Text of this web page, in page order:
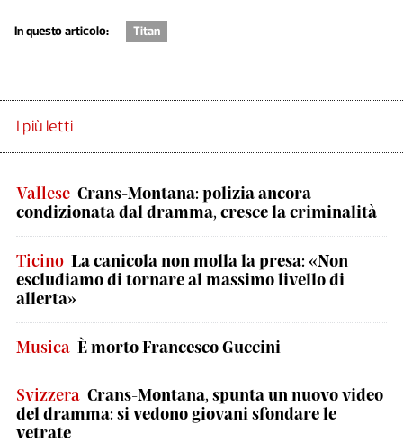
In questo articolo: Titan
I più letti
Vallese Crans-Montana: polizia ancora
condizionata dal dramma, cresce la criminalità
Ticino La canicola non molla la presa: «Non
escludiamo di tornare al massimo livello di
allerta»
Musica È morto Francesco Guccini
Svizzera Crans-Montana, spunta un nuovo video
del dramma: si vedono giovani sfondare le
vetrate